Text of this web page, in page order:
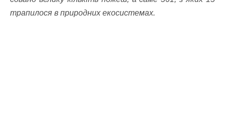
трапилося в природних екосистемах.